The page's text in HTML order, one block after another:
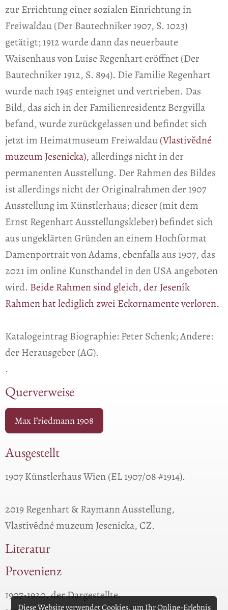
Diese Website verwendet Cookies, um Ihr Online-Erlebnis
zur Errichtung einer sozialen Einrichtung in
Freiwaldau (Der Bautechniker 1907, S. 1023)
getätigt; 1912 wurde dann das neuerbaute
Waisenhaus von Luise Regenhart eröffnet (Der
Bautechniker 1912, S. 894). Die Familie Regenhart
wurde nach 1945 enteignet und vertrieben. Das
Bild, das sich in der Familienresidentz Bergvilla
befand, wurde zurückgelassen und befindet sich
jetzt im Heimatmuseum Freiwaldau(Vlastivědné
muzeum Jesenicka), allerdings nicht in der
permanenten Ausstellung. Der Rahmen des Bildes
ist allerdings nicht der Originalrahmen der 1907
Ausstellung im Künstlerhaus; dieser (mit dem
Ernst Regenhart Ausstellungskleber) befindet sich
aus ungeklärten Gründen an einem Hochformat
Damenportrait von Adams, ebenfalls aus 1907, das
2021 im online Kunsthandel in den USA angeboten
wird. Beide Rahmen sind gleich, der Jeseník
Rahmen hat lediglich zwei Eckornamente verloren.
Katalogeintrag Biographie: Peter Schenk; Andere:
der Herausgeber (AG).
.
Querverweise
Max Friedmann 1908
Ausgestellt
1907 Künstlerhaus Wien (EL 1907/08 #1914).
2019 Regenhart & Raymann Ausstellung,
Vlastivědné muzeum Jesenicka, CZ.
Literatur
Provenienz
1907-1920, der Dargestellte.